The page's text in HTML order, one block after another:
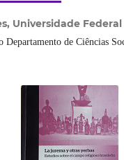
Universidade
Departamento de Ciências